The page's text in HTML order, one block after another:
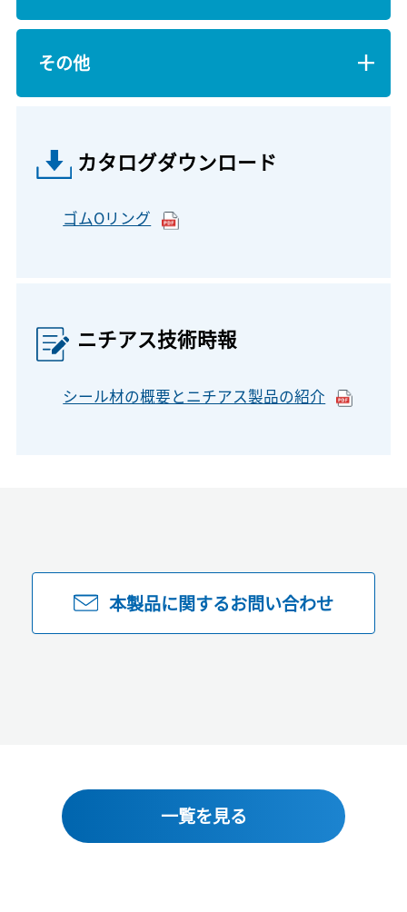
その他
カタログダウンロード
ゴムOリング
ニチアス技術時報
シール材の概要とニチアス製品の紹介
本製品に関するお問い合わせ
一覧を見る